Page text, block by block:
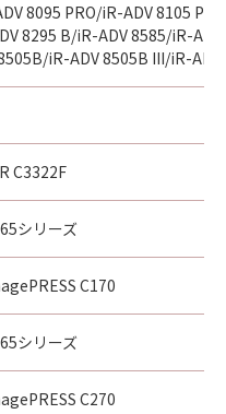
8095 PRO/iR-ADV 8105
8295 B/iR-ADV 8585/iR-
iR-ADV 8505B III/iR-
C3322F
シリーズ
C170
シリーズ
C270